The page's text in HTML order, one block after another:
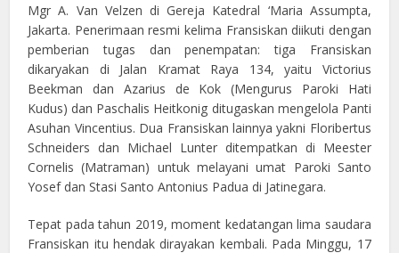
Mgr A. Van Velzen di Gereja Katedral ‘Maria Assumpta,
Jakarta. Penerimaan resmi kelima Fransiskan diikuti dengan
pemberian tugas dan penempatan: tiga Fransiskan
dikaryakan di Jalan Kramat Raya 134, yaitu Victorius
Beekman dan Azarius de Kok (Mengurus Paroki Hati
Kudus) dan Paschalis Heitkonig ditugaskan mengelola Panti
Asuhan Vincentius. Dua Fransiskan lainnya yakni Floribertus
Schneiders dan Michael Lunter ditempatkan di Meester
Cornelis (Matraman) untuk melayani umat Paroki Santo
Yosef dan Stasi Santo Antonius Padua di Jatinegara.
Tepat pada tahun 2019, moment kedatangan lima saudara
Fransiskan itu hendak dirayakan kembali. Pada Minggu, 17